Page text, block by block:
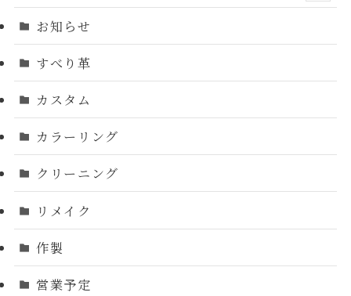
お知らせ
すべり革
カスタム
カラーリング
クリーニング
リメイク
作製
営業予定